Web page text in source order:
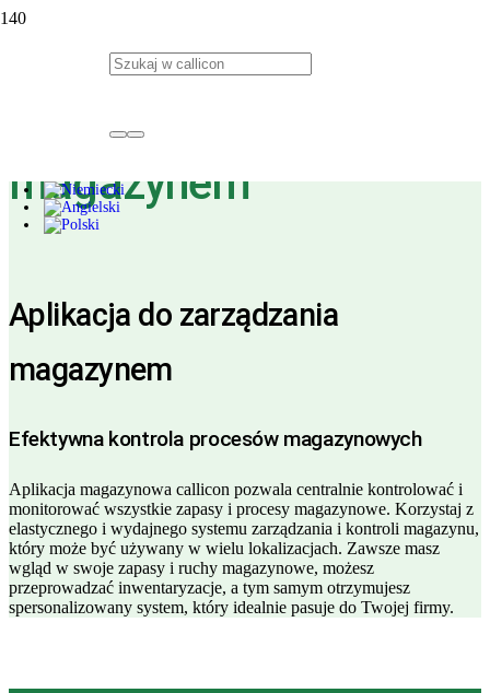
aplikacja callicon do
zarządzania
magazynem
Aplikacja do zarządzania
magazynem
Efektywna kontrola procesów magazynowych
Aplikacja magazynowa callicon pozwala centralnie kontrolować i
monitorować wszystkie zapasy i procesy magazynowe. Korzystaj z
elastycznego i wydajnego systemu zarządzania i kontroli magazynu,
który może być używany w wielu lokalizacjach. Zawsze masz
wgląd w swoje zapasy i ruchy magazynowe, możesz
przeprowadzać inwentaryzacje, a tym samym otrzymujesz
spersonalizowany system, który idealnie pasuje do Twojej firmy.